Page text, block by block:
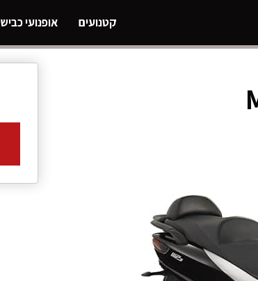
קטנועים אופנועי כביש